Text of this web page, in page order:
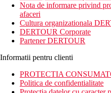
Nota de informare privind
afaceri
Cultura organizationala
DERTOUR Corporate
Partener DERTOUR
Informatii pentru clienti
PROTECTIA
Politica de confidentialitate